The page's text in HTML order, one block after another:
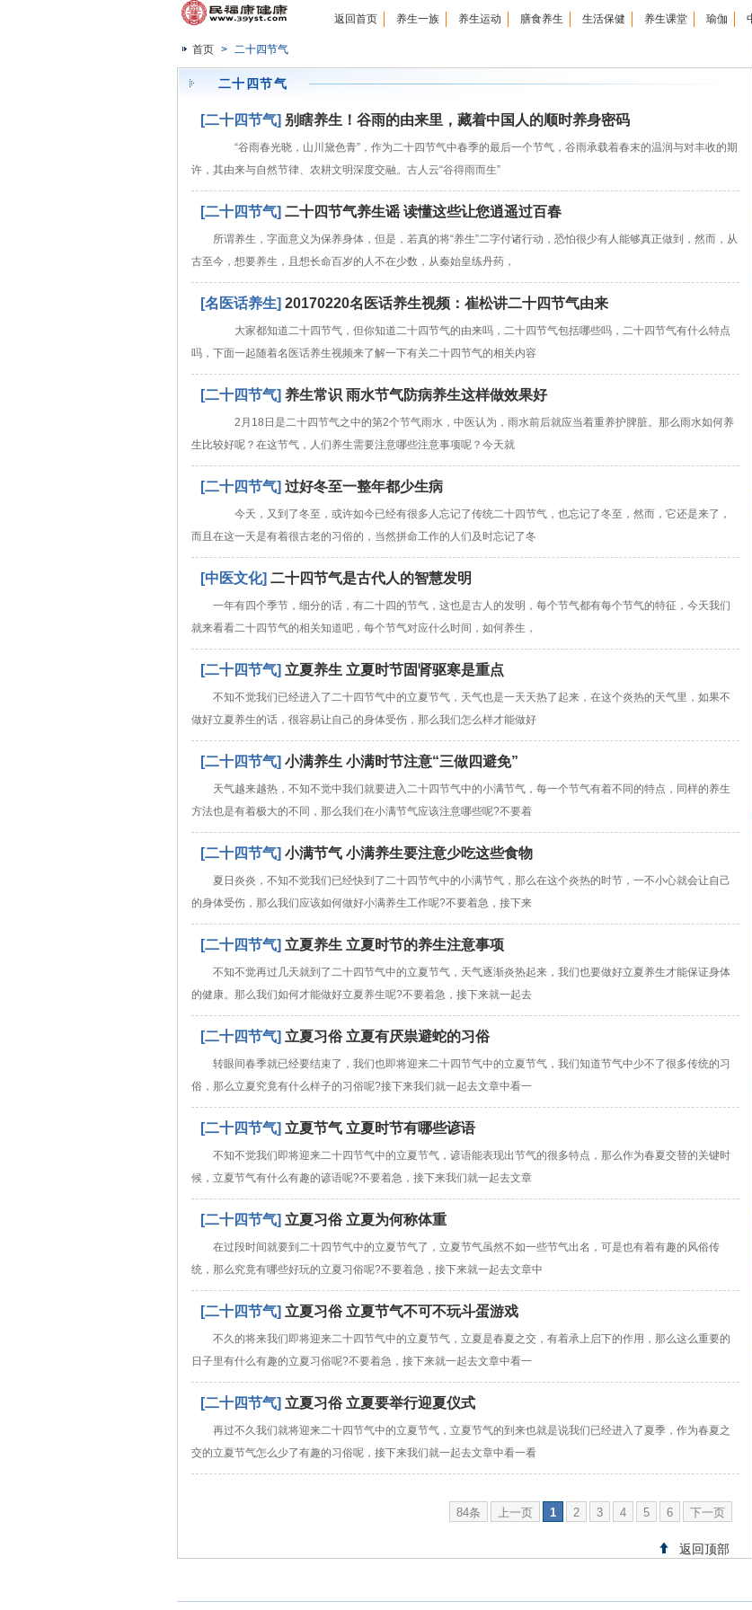
返回首页 养生一族 养生运动 膳食养生 生活保健 养生课堂 瑜伽
首页 > 二十四节气
二十四节气
[二十四节气] 别瞎养生！谷雨的由来里，藏着中国人的顺时养身密码
“谷雨春光晓，山川黛色青”，作为二十四节气中春季的最后一个节气，谷雨承载着春末的温润与对丰收的期
许，其由来与自然节律、农耕文明深度交融。古人云“谷得雨而生”
[二十四节气] 二十四节气养生谣 读懂这些让您逍遥过百春
所谓养生，字面意义为保养身体，但是，若真的将“养生”二字付诸行动，恐怕很少有人能够真正做到，然而，从
古至今，想要养生，且想长命百岁的人不在少数，从秦始皇练丹药，
[名医话养生] 20170220名医话养生视频：崔松讲二十四节气由来
大家都知道二十四节气，但你知道二十四节气的由来吗，二十四节气包括哪些吗，二十四节气有什么特点
吗，下面一起随着名医话养生视频来了解一下有关二十四节气的相关内容
[二十四节气] 养生常识 雨水节气防病养生这样做效果好
2月18日是二十四节气之中的第2个节气雨水，中医认为，雨水前后就应当着重养护脾脏。那么雨水如何养
生比较好呢？在这节气，人们养生需要注意哪些注意事项呢？今天就
[二十四节气] 过好冬至一整年都少生病
今天，又到了冬至，或许如今已经有很多人忘记了传统二十四节气，也忘记了冬至，然而，它还是来了，
而且在这一天是有着很古老的习俗的，当然拼命工作的人们及时忘记了冬
[中医文化] 二十四节气是古代人的智慧发明
一年有四个季节，细分的话，有二十四的节气，这也是古人的发明，每个节气都有每个节气的特征，今天我们
就来看看二十四节气的相关知道吧，每个节气对应什么时间，如何养生，
[二十四节气] 立夏养生 立夏时节固肾驱寒是重点
不知不觉我们已经进入了二十四节气中的立夏节气，天气也是一天天热了起来，在这个炎热的天气里，如果不
做好立夏养生的话，很容易让自己的身体受伤，那么我们怎么样才能做好
[二十四节气] 小满养生 小满时节注意“三做四避免”
天气越来越热，不知不觉中我们就要进入二十四节气中的小满节气，每一个节气有着不同的特点，同样的养生
方法也是有着极大的不同，那么我们在小满节气应该注意哪些呢?不要着
[二十四节气] 小满节气 小满养生要注意少吃这些食物
夏日炎炎，不知不觉我们已经快到了二十四节气中的小满节气，那么在这个炎热的时节，一不小心就会让自己
的身体受伤，那么我们应该如何做好小满养生工作呢?不要着急，接下来
[二十四节气] 立夏养生 立夏时节的养生注意事项
不知不觉再过几天就到了二十四节气中的立夏节气，天气逐渐炎热起来，我们也要做好立夏养生才能保证身体
的健康。那么我们如何才能做好立夏养生呢?不要着急，接下来就一起去
[二十四节气] 立夏习俗 立夏有厌祟避蛇的习俗
转眼间春季就已经要结束了，我们也即将迎来二十四节气中的立夏节气，我们知道节气中少不了很多传统的习
俗，那么立夏究竟有什么样子的习俗呢?接下来我们就一起去文章中看一
[二十四节气] 立夏节气 立夏时节有哪些谚语
不知不觉我们即将迎来二十四节气中的立夏节气，谚语能表现出节气的很多特点，那么作为春夏交替的关键时
候，立夏节气有什么有趣的谚语呢?不要着急，接下来我们就一起去文章
[二十四节气] 立夏习俗 立夏为何称体重
在过段时间就要到二十四节气中的立夏节气了，立夏节气虽然不如一些节气出名，可是也有着有趣的风俗传
统，那么究竟有哪些好玩的立夏习俗呢?不要着急，接下来就一起去文章中
[二十四节气] 立夏习俗 立夏节气不可不玩斗蛋游戏
不久的将来我们即将迎来二十四节气中的立夏节气，立夏是春夏之交，有着承上启下的作用，那么这么重要的
日子里有什么有趣的立夏习俗呢?不要着急，接下来就一起去文章中看一
[二十四节气] 立夏习俗 立夏要举行迎夏仪式
再过不久我们就将迎来二十四节气中的立夏节气，立夏节气的到来也就是说我们已经进入了夏季，作为春夏之
交的立夏节气怎么少了有趣的习俗呢，接下来我们就一起去文章中看一看
84条 上一页 1 2 3 4 5 6 下一页
返回顶部